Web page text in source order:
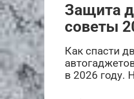
Защита
советы
Как спасти
в 2026 году.